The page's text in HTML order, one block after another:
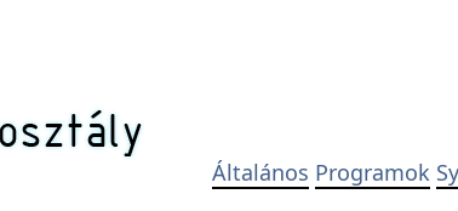
Általános Programok